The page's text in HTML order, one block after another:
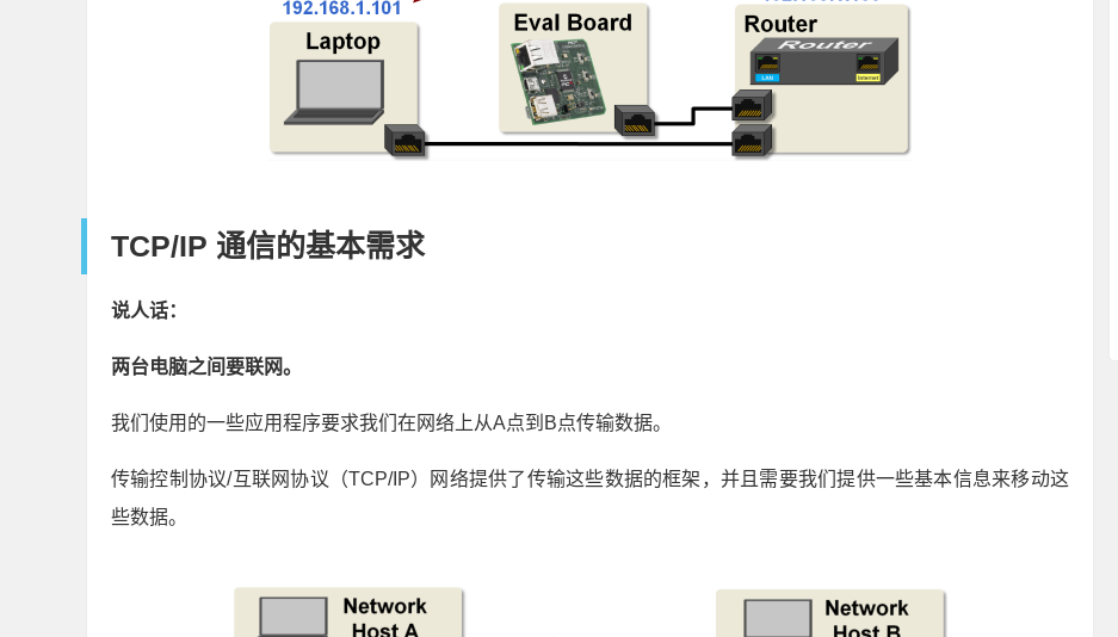
TCP/IP 通信的基本需求
说人话：
两台电脑之间要联网。
我们使用的一些应用程序要求我们在网络上从A点到B点传输数据。
传输控制协议/互联网协议（TCP/IP）网络提供了传输这些数据的框架，并且需要我们提供一些基本信息来移动这
些数据。